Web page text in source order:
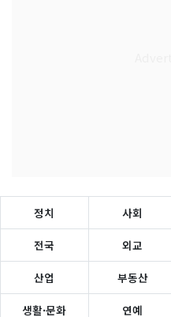
정치 사회
전국 외교
산업 부동산
생활·문화 연예